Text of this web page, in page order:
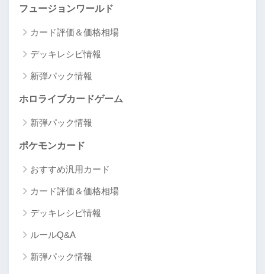
フュージョンワールド
カード評価＆価格相場
デッキレシピ情報
新弾パック情報
ホロライブカードゲーム
新弾パック情報
ポケモンカード
おすすめ汎用カード
カード評価＆価格相場
デッキレシピ情報
ルールQ&A
新弾パック情報